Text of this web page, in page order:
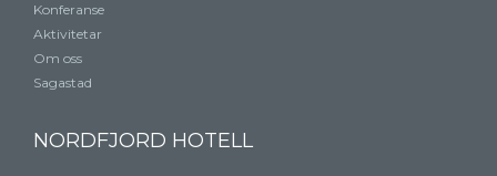
Konferanse
Aktivitetar
Om oss
Sagastad
NORDFJORD HOTELL